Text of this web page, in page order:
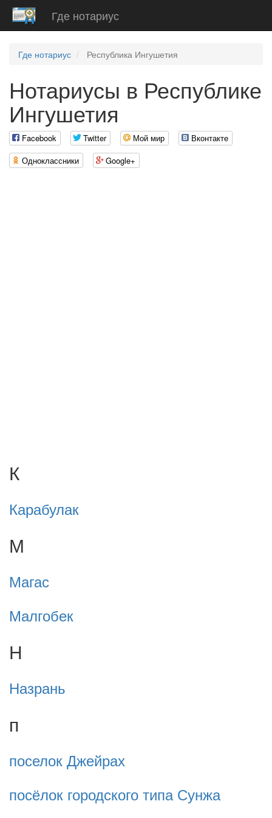
Где нотариус
Где нотариус Республика Ингушетия
Нотариусы в Республике
Ингушетия
Facebook Twitter Мой мир
Вконтакте
Одноклассники
Google+
К
Карабулак
М
Магас
Малгобек
Н
Назрань
п
поселок Джейрах
посёлок городского типа Сунжа